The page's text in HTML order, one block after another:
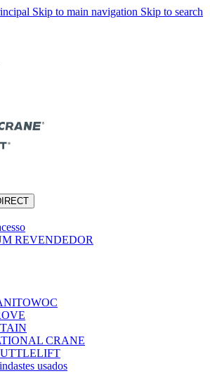
Skip to main navigation Skip to search
REVENDEDOR
CRANE
usados